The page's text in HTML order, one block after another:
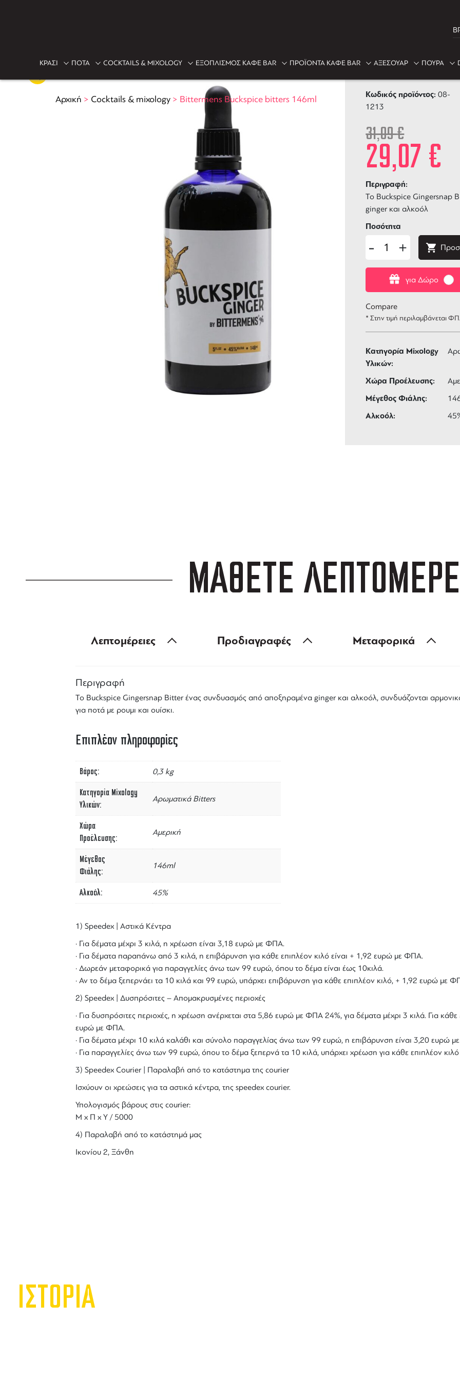
ΚΡΑΣΙ ΠΟΤΑ COCKTAILS & MIXOLOGY ΕΞΟΠΛΙΣΜΟΣ ΚΑΦΕ BAR ΠΡΟΪΟΝΤΑ ΚΑΦΕ BAR ΑΞΕΣΟΥΑΡ ΠΟΥΡΑ
Αρχική > Cocktails & mixology> Bittermens Buckspice bitters 146ml
Bittermens
Κωδικός προϊόντος:08-
1213
31,09€
29,07 €
Περιγραφή:
To Buckspice Gingersnap
ginger και αλκοόλ
για Δώρο
Ποσότητα
- +
Compare
* Στην τιμή περιλαμβάνεται
Κατηγορία Mixology
Υλικών:
Χώρα Προέλευσης:
Μέγεθος Φιάλης:
Αλκοόλ:
ΜΑΘΕΤΕ
Λεπτομέρειες Προδιαγραφές Μεταφορικά
Περιγραφή
To Buckspice Gingersnap Bitterένας συνδυασμός από αποξηραμένα gingerκαι αλκοόλ, συνδυάζονται
για ποτά με ρουμι και ουίσκι.
Επιπλέον πληροφορίες
Βάρος 0,3 kg
Κατηγορία Mixology
Υλικών
Αρωματικά Bitters
Χώρα
Προέλευσης
Αμερική
Μέγεθος
Φιάλης
146ml
Αλκοόλ 45%
1) Speedex | Αστικά Κέντρα
· Για δέματα μέχρι 3 κιλά, η χρέωση είναι 3,18 ευρώ με ΦΠΑ.
· Για δέματα παραπάνω από 3 κιλά, η επιβάρυνση για κάθε επιπλέον κιλό είναι + 1,92 ευρώ με ΦΠΑ.
· Δωρεάν μεταφορικά για παραγγελίες άνω των 99 ευρώ, όπου το δέμα είναι έως 10κιλά.
· Αν το δέμα ξεπερνάει τα 10 κιλά και 99 ευρώ, υπάρχει επιβάρυνση για κάθε επιπλέον κιλό, + 1,92 ευρώ με
2) Speedex | Δυσπρόσιτες – Απομακρυσμένες περιοχές
· Για δυσπρόσιτες περιοχές, η χρέωση ανέρχεται στα 5,86 ευρώ με ΦΠΑ 24%, για δέματα μέχρι 3 κιλά. Για
ευρώ με ΦΠΑ.
· Για δέματα μέχρι 10 κιλά καλάθι και σύνολο παραγγελίας άνω των 99 ευρώ, η επιβάρυνση είναι 3,20 ευρώ
· Για παραγγελίες άνω των 99 ευρώ, όπου το δέμα ξεπερνά τα 10 κιλά, υπάρχει χρέωση για κάθε επιπλέον
3) Speedex Courier | Παραλαβή από το κατάστημα της courier
Ισχύουν οι χρεώσεις για τα αστικά κέντρα, της speedex courier.
Υπολογισμός βάρους στις courier:
Μ x Π x Y / 5000
4) Παραλαβή από το κατάστημά μας
Ικονίου 2, Ξάνθη
ΙΣΤΟΡΙΑ